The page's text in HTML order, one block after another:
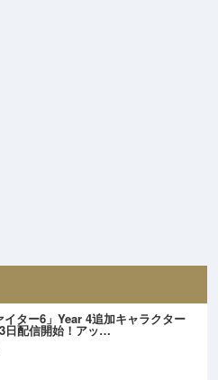
イター6」Year 4追加キャラクター
3日配信開始！アッ…